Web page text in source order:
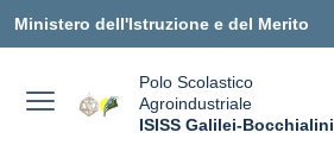
Vai ai contenuti
Vai al menu di navigazione
Vai al footer
Ministero dell'Istruzione e del Merito
Polo Scolastico
Agroindustriale
ISISS Galilei-Bocchialini